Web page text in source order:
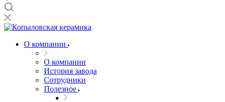
О компании
О компании
История завода
Сотрудники
Полезное